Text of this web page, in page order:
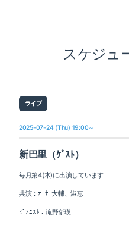
スケジュ
ライブ
2025-07-24 (Thu) 19:00～
新巴里（ｹﾞｽﾄ）
毎月第4(木)に出演しています
共演：ｵｰﾅｰ大輔、淑恵
ﾋﾟｱﾆｽﾄ：滝野郁瑛